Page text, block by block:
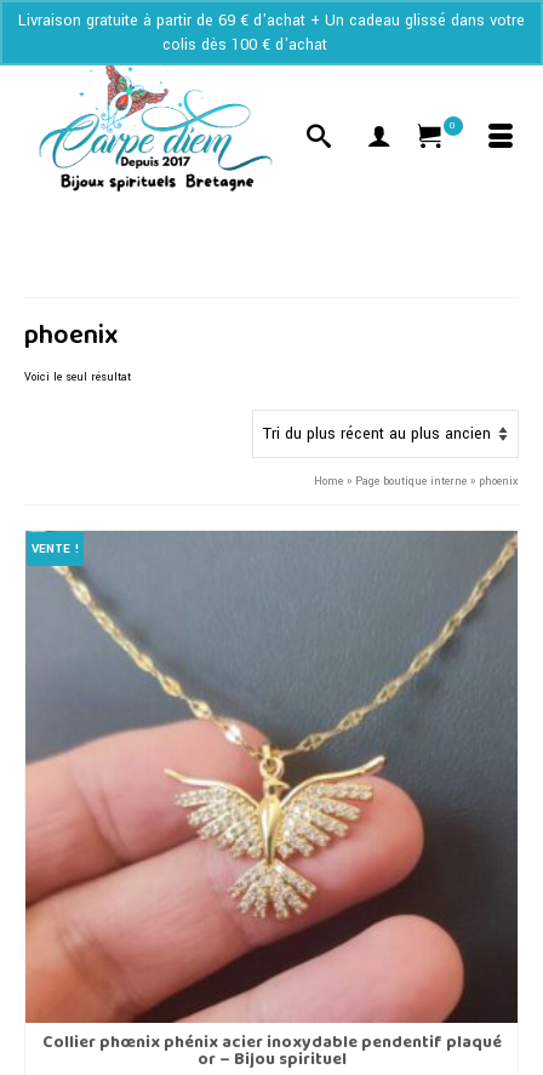
Livraison gratuite à partir de 69 € d'achat + Un cadeau glissé dans votre
colis dès 100 € d'achat
0
phoenix
Voici le seul résultat
Home » Page boutique interne » phoenix
VENTE !
Collier phœnix phénix acier inoxydable pendentif plaqué
or – Bijou spirituel